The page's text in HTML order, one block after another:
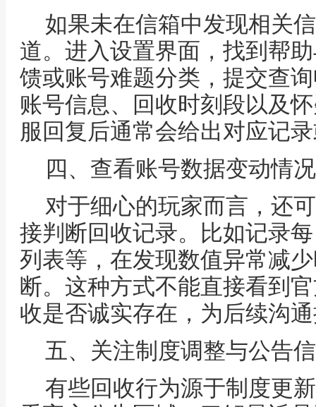
如果未在信箱中发现相关
道。进入设置界面，找到帮
馈或账号难题分类，提交查
账号信息、回收时刻段以及
服回复后通常会给出对应记
四、查看账号数据变动情况
对于细心的玩家而言，还
接判断回收记录。比如记录
列表等，在发现数值异常减
断。这种方式不能直接看到
收是否诚实存在，为后续沟
五、关注制度调整与公告
有些回收行为源于制度更